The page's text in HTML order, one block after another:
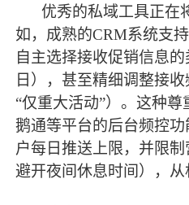
优秀的私域工具正在
如，成熟的CRM系统支
自主选择接收促销信息
日），甚至精细调整接
“仅重大活动”）。这种
鹅通等平台的后台频控
户每日推送上限，并限
避开夜间休息时间），从